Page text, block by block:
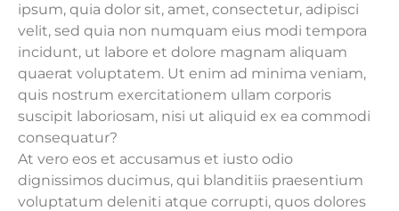
ipsum, quia dolor sit, amet, consectetur, adipisci
velit, sed quia non numquam eius modi tempora
incidunt, ut labore et dolore magnam aliquam
quaerat voluptatem. Ut enim ad minima veniam,
quis nostrum exercitationem ullam corporis
suscipit laboriosam, nisi ut aliquid ex ea commodi
consequatur?
At vero eos et accusamus et iusto odio
dignissimos ducimus, qui blanditiis praesentium
voluptatum deleniti atque corrupti, quos dolores